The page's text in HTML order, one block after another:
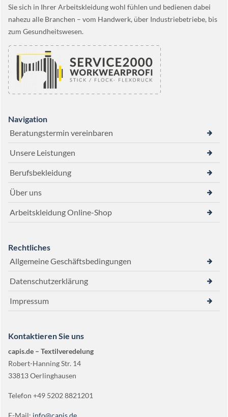
Sie sich in Ihrer Arbeitskleidung wohl fühlen und bedienen dabei
nahezu alle Branchen – vom Handwerk, über Industriebetriebe, bis
zum Gesundheitswesen.
Navigation
Beratungstermin vereinbaren
Unsere Leistungen
Berufsbekleidung
Über uns
Arbeitskleidung Online-Shop
Rechtliches
Allgemeine Geschäftsbedingungen
Datenschutzerklärung
Impressum
Kontaktieren Sie uns
capis.de – Textilveredelung
Robert-Hanning Str. 14
33813 Oerlinghausen
Telefon +49 5202 8821201